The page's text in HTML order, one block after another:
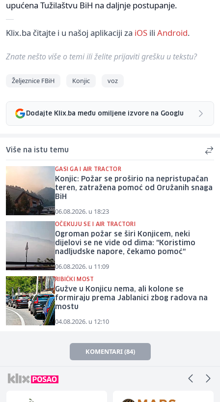
upućena Tužilaštvu BiH na daljnje postupanje.
Klix.ba čitajte i u našoj aplikaciji za iOS ili Android.
Znate nešto više o temi ili želite prijaviti grešku u tekstu?
Željeznice FBiH Konjic voz
Dodajte Klix.ba među omiljene izvore na Googlu
Više na istu temu
GASI GA I AIR TRACTOR
Konjic: Požar se proširio na nepristupačan
teren, zatražena pomoć od Oružanih snaga
BiH
06.08.2026. u 18:23
OČEKUJU SE I AIR TRACTORI
Ogroman požar se širi Konjicem, neki
dijelovi se ne vide od dima: "Koristimo
nadljudske napore, čekamo pomoć"
06.08.2026. u 11:09
RIBIĆKI MOST
Gužve u Konjicu nema, ali kolone se
formiraju prema Jablanici zbog radova na
mostu
04.08.2026. u 12:10
KOMENTARI (84)